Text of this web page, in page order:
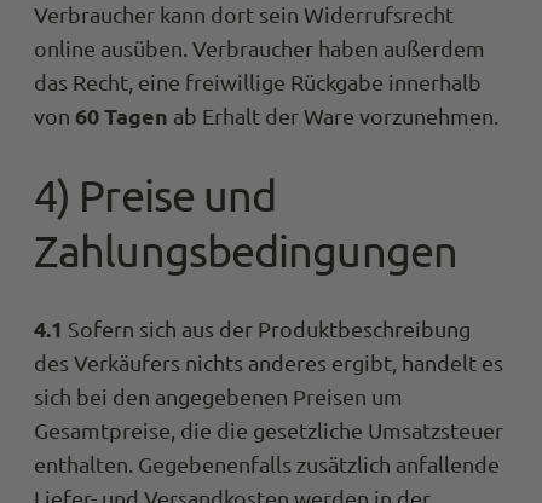
Verbraucher kann dort sein Widerrufsrecht
online ausüben. Verbraucher haben außerdem
das Recht, eine freiwillige Rückgabe innerhalb
von 60 Tagen ab Erhalt der Ware vorzunehmen.
4) Preise und
Zahlungsbedingungen
4.1 Sofern sich aus der Produktbeschreibung
des Verkäufers nichts anderes ergibt, handelt es
sich bei den angegebenen Preisen um
Gesamtpreise, die die gesetzliche Umsatzsteuer
enthalten. Gegebenenfalls zusätzlich anfallende